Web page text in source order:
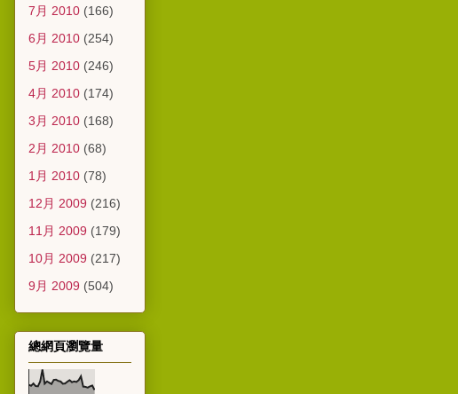
7月 2010 (166)
6月 2010 (254)
5月 2010 (246)
4月 2010 (174)
3月 2010 (168)
2月 2010 (68)
1月 2010 (78)
12月 2009 (216)
11月 2009 (179)
10月 2009 (217)
9月 2009 (504)
總網頁瀏覽量